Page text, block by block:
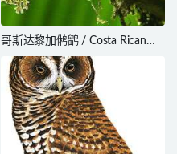
哥斯达黎加鸺鹠 / Costa Rican
Pygmy Owl / Glaucidium
costaricanum